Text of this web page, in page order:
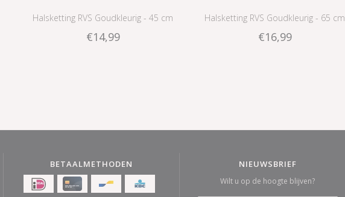
Halsketting RVS Goudkleurig - 45 cm
€14,99
Halsketting RVS Goudkleurig - 65 cm
€16,99
BETAALMETHODEN NIEUWSBRIEF
Wilt u op de hoogte blijven?